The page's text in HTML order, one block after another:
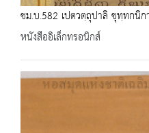
ชม.บ.582 เปตวตฺถุปาลิ ขุทฺทกนิ
หนังสืออิเล็กทรอนิกส์